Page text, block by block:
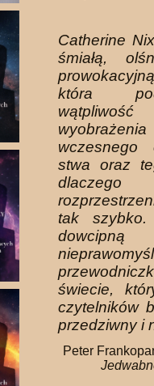
Catherine
śmiałą,
która
wczesnego
stwa oraz
tak
świecie,
czytel­ników
przedziwny i
Peter